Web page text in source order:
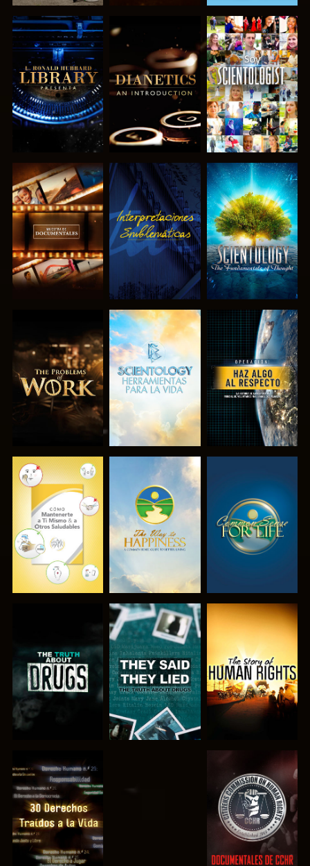
EXPLORA LAS
SERIES
EXPLORA LAS
SERIES
VE
EXPLORA LAS
SERIES
VE
EXPLORA LAS
SERIES
EXPLORA LAS
SERIES
EXPLORA LAS
SERIES
VE
VE VE VE
VE VE
VE VE